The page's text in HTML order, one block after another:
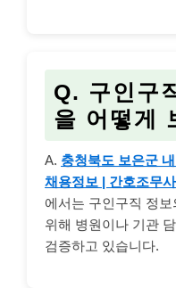
Q. 구인구
을 어떻게
A. 충청북도 보은군
채용정보 | 간호조무
에서는 구인구직 정
위해 병원이나 기관
검증하고 있습니다.